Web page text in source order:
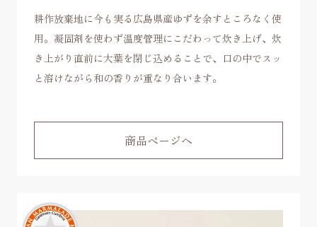
耕作放棄地に今も実る広島県産ゆずを余すところなく使
用。凝固剤を使わず温度管理にこだわって炊き上げ、炊
き上がり直前に大葉を閉じ込めることで、口の中でスッ
と溶けながら和の香りが重なり合います。
商品ページへ